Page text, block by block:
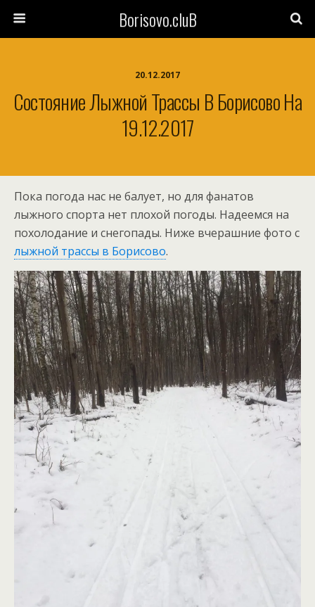
Borisovo.cluB
20.12.2017
Состояние Лыжной Трассы В Борисово На
19.12.2017
Пока погода нас не балует, но для фанатов
лыжного спорта нет плохой погоды. Надеемся на
похолодание и снегопады. Ниже вчерашние фото с
лыжной трассы в Борисово.